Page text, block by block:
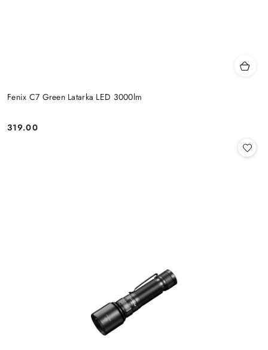
Fenix C7 Green Latarka LED 3000lm
Cena:
319.00